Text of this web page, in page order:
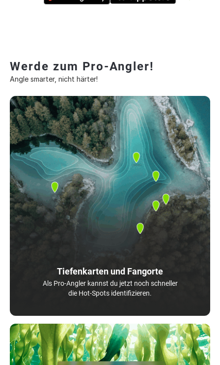
Werde zum Pro-Angler!
Angle smarter, nicht härter!
Tiefenkarten und Fangorte
Als Pro-Angler kannst du jetzt noch schneller
die Hot-Spots identifizieren.